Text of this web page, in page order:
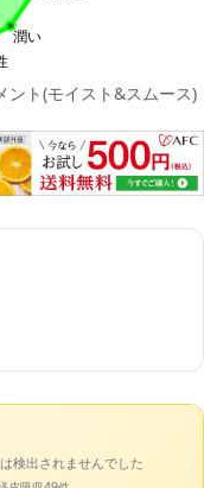
ント(モイスト&スムース)
検出されませんでした